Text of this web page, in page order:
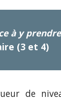
à y
(3 et 4)
de